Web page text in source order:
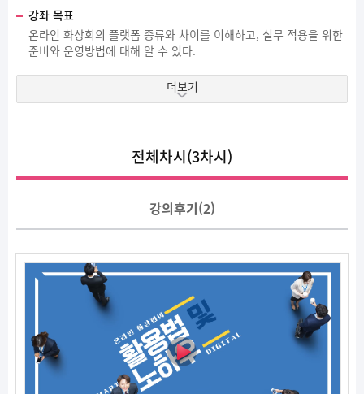
강좌 목표
온라인 화상회의 플랫폼 종류와 차이를 이해하고, 실무 적용을 위한
준비와 운영방법에 대해 알 수 있다.
더보기
전체차시(3차시)
강의후기(2)